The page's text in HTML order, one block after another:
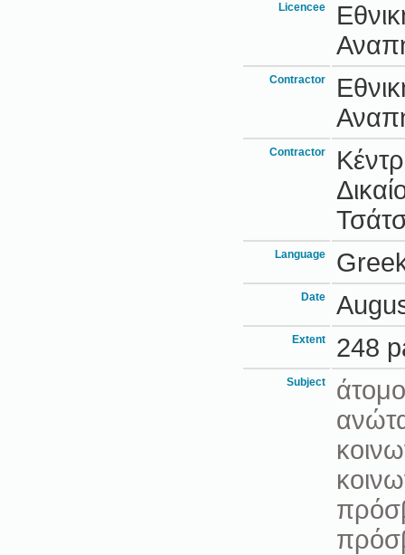
Licencee
Contractor
Contractor
Language
Date
Extent 248
Subject